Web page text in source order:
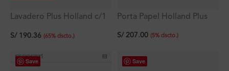
Lavadero Plus Holland c/1
rebose 38×33×18 cm
S/190.36 (65% dscto.)
Porta Papel Holland Plus
S/207.00 (5% dscto.)
Save Save